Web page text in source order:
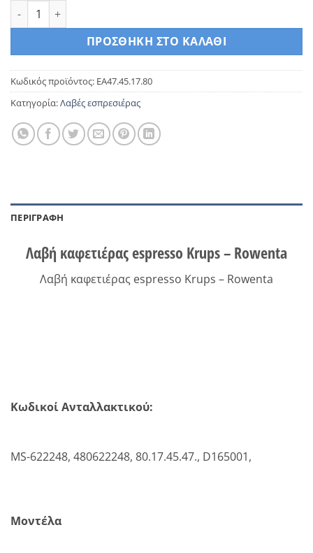
Λαβή καφετιέρας espresso Krups - Rowenta original MS-
ΠΡΟΣΘΉΚΗ ΣΤΟ ΚΑΛΆΘΙ
Κωδικός προϊόντος: EA47.45.17.80
Κατηγορία:Λαβές εσπρεσιέρας
ΠΕΡΙΓΡΑΦΉ
Λαβή καφετιέρας espresso Krups – Rowenta
Λαβή καφετιέρας espresso Krups – Rowenta
Κωδικοί Ανταλλακτικού:
MS-622248, 480622248, 80.17.45.47., D165001,
Μοντέλα